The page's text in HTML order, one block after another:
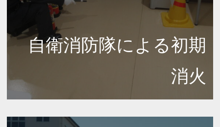
自衛消防隊による初期
消火